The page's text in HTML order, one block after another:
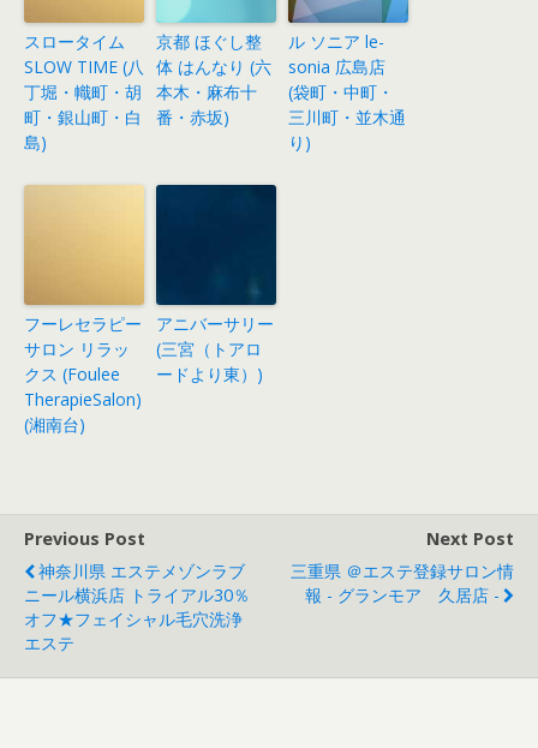
スロータイム
SLOW TIME (八
丁堀・幟町・胡
町・銀山町・白
島)
京都 ほぐし整
体 はんなり (六
本木・麻布十
番・赤坂)
ル ソニア le-
sonia 広島店
(袋町・中町・
三川町・並木通
り)
フーレセラピー
サロン リラッ
クス (Foulee
TherapieSalon)
(湘南台)
アニバーサリー
(三宮（トアロ
ードより東）)
Previous Post
神奈川県 エステメゾンラブ
ニール横浜店 トライアル30％
オフ★フェイシャル毛穴洗浄
エステ
Next Post
三重県 ＠エステ登録サロン情
報 - グランモア 久居店 -